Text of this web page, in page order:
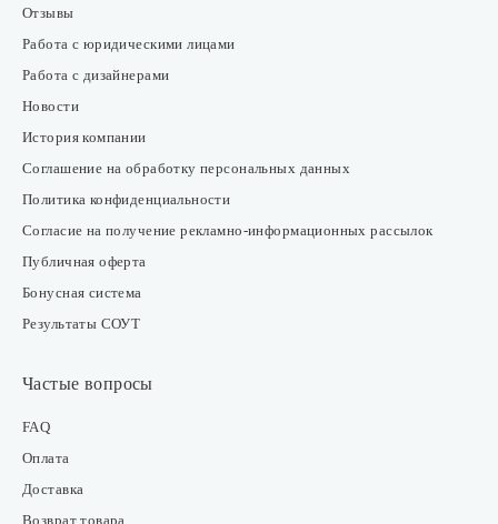
Отзывы
Работа с юридическими лицами
Работа с дизайнерами
Новости
История компании
Соглашение на обработку персональных данных
Политика конфиденциальности
Согласие на получение рекламно-информационных рассылок
Публичная оферта
Бонусная система
Результаты СОУТ
Частые вопросы
FAQ
Оплата
Доставка
Возврат товара